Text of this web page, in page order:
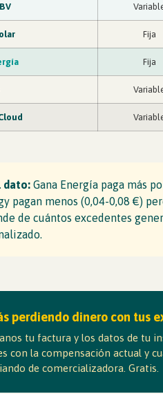
Fija
Fija
dato: Gana Energía paga más
pagan menos (0,04-0,08 €)
de cuántos excedentes
perdiendo dinero con tus
tu factura y los datos de tu
con la compensación actual y
de comercializadora. Gratis.